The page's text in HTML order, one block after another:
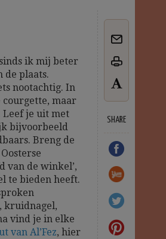
SHARE
ik mij beter
plaats.
nootachtig. In
maar
je uit met
bijvoorbeeld
Breng de
van de winkel’,
te bieden heeft.
kruidnagel,
vind je in elke
van Al’Fez, hier